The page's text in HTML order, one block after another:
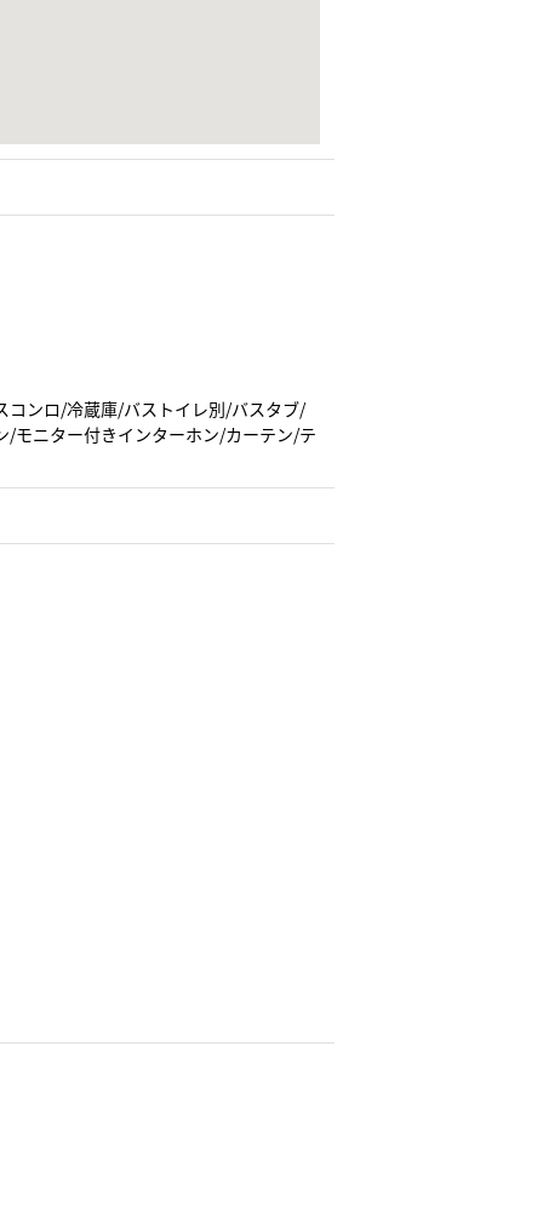
ンロ/冷蔵庫/バストイレ別/バスタブ/
モニター付きインターホン/カーテン/テ